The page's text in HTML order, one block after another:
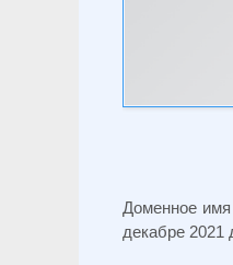
Доменное имя
декабре 2021